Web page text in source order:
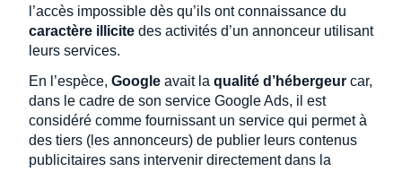
l’accès impossible dès qu’ils ont connaissance du
caractère illicite des activités d’un annonceur utilisant
leurs services.
En l’espèce, Google avait la qualité d’hébergeur car,
dans le cadre de son service Google Ads, il est
considéré comme fournissant un service qui permet à
des tiers (les annonceurs) de publier leurs contenus
publicitaires sans intervenir directement dans la